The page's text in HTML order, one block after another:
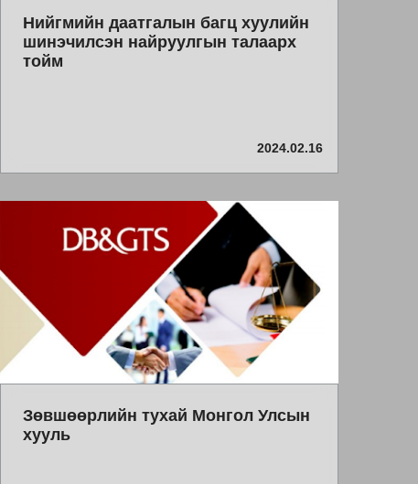
Нийгмийн даатгалын багц хуулийн
шинэчилсэн найруулгын талаарх
тойм
2024.02.16
Зөвшөөрлийн тухай Монгол Улсын
хууль